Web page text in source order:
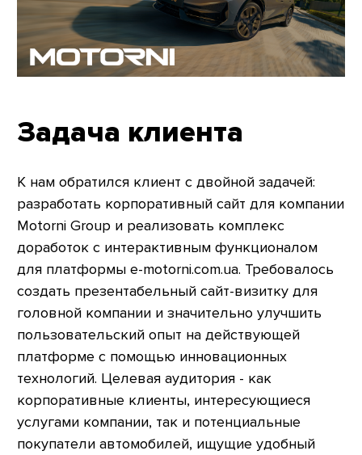
Задача клиента
К нам обратился клиент с двойной задачей:
разработать корпоративный сайт для компании
Motorni Group и реализовать комплекс
доработок с интерактивным функционалом
для платформы e-motorni.com.ua. Требовалось
создать презентабельный сайт-визитку для
головной компании и значительно улучшить
пользовательский опыт на действующей
платформе с помощью инновационных
технологий. Целевая аудитория - как
корпоративные клиенты, интересующиеся
услугами компании, так и потенциальные
покупатели автомобилей, ищущие удобный